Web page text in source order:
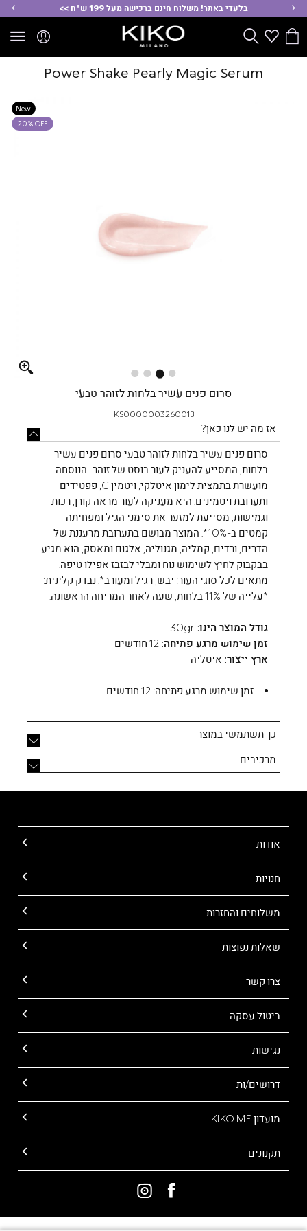
בלעדי באתר! משלוח חינם ברכישה מעל 199 ש"ח >>
הסל
Wishlistחפש
Full
New
20% OFF
Power Shake Pearly Magic Serum
סרום פנים עשיר בלחות לזוהר טבעי
KS000000326001B
אז מה יש לנו כאן?
כך תשתמשי במוצר
מרכיבים
סרום פנים עשיר בלחות לזוהר טבעי סרום פנים עשיר
בלחות, המסייע להעניק לעור בוסט של זוהר . הנוסחה
מועשרת בתמצית לימון איטלקי, ויטמין C, פפטידים
ותערובת ויטמינים. היא מעניקה לעור מראה קורן, רכות
וגמישות, מסייעת למזער את סימני הגיל ומפחיתה
קמטים ב-10%*. המוצר מבושם בתערובת מרעננת של
הדרים, ורדים, קמליה, מגנוליה, אלגום ומאסק, הוא מגיע
בבקבוק לחיץ לשימוש נוח ומבלי לבזבז אפילו טיפה.
מתאים לכל סוגי העור: יבש, רגיל ומעורב*. נבדק קלינית:
*עלייה של 11% בלחות, שעה לאחר המריחה הראשונה.
גודל המוצר הינו:30gr
זמן שימוש מרגע פתיחה: 12 חודשים
ארץ ייצור: איטליה
זמן שימוש מרגע פתיחה: 12 חודשים
אודות
חנויות
משלוחים והחזרות
שאלות נפוצות
צרו קשר
ביטול עסקה
נגישות
דרושים/ות
מועדון KIKO ME
תקנונים